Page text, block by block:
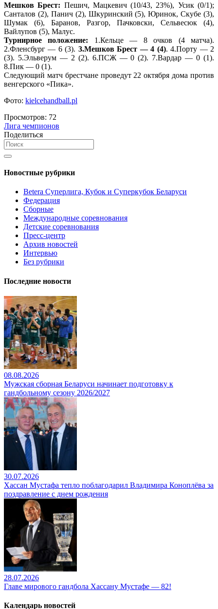
Мешков Брест: Пешич, Мацкевич (10/43, 23%), Усик (0/1);
Санталов (2), Панич (2), Шкуринский (5), Юринок, Скубе (3),
Шумак (6), Баранов, Разгор, Пачковски, Сельвесюк (4),
Вайлупов (5), Малус.
Турнирное положение: 1.Кельце — 8 очков (4 матча).
2.Фленсбург — 6 (3). 3.Мешков Брест — 4 (4). 4.Порту — 2
(3). 5.Эльверум — 2 (2). 6.ПСЖ — 0 (2). 7.Вардар — 0 (1).
8.Пик — 0 (1).
Следующий матч брестчане проведут 22 октября дома против
венгерского «Пика».
Фото: kielcehandball.pl
Просмотров: 72
Лига чемпионов
Поделиться
Новостные рубрики
Betera Суперлига, Кубок и Суперкубок Беларуси
Федерация
Сборные
Международные соревнования
Детские соревнования
Пресс-центр
Архив новостей
Интервью
Без рубрики
Последние новости
08.08.2026
Мужская сборная Беларуси начинает подготовку к
гандбольному сезону 2026/2027
30.07.2026
Хассан Мустафа тепло поблагодарил Владимира Коноплёва за
поздравление с днем рождения
28.07.2026
Главе мирового гандбола Хассану Мустафе — 82!
Календарь новостей